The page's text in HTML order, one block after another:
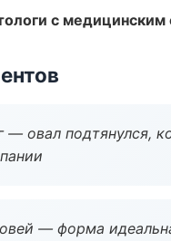
с медицинским
— овал подтянулся,
— форма